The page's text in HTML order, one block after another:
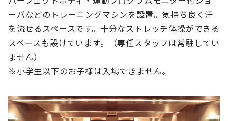
ーバなどのトレーニングマシンを設置。気持ち良く汗
を流せるスペースです。十分なストレッチ体操ができる
スペースも設けています。（専任スタッフは常駐してい
ません）
※小学生以下のお子様は入場できません。